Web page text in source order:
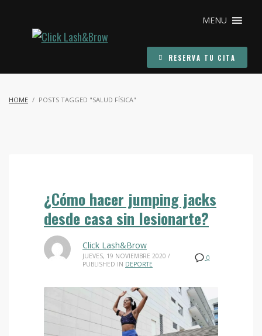
MENU
RESERVA TU CITA
HOME POSTS TAGGED "SALUD FÍSICA"
¿Cómo hacer jumping jacks
desde casa sin lesionarte?
0
Click Lash&Brow
JUEVES, 19 NOVIEMBRE 2020 /
PUBLISHED IN DEPORTE